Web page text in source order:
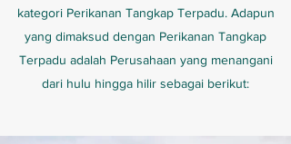
kategori Perikanan Tangkap Terpadu. Adapun
yang dimaksud dengan Perikanan Tangkap
Terpadu adalah Perusahaan yang menangani
dari hulu hingga hilir sebagai berikut: